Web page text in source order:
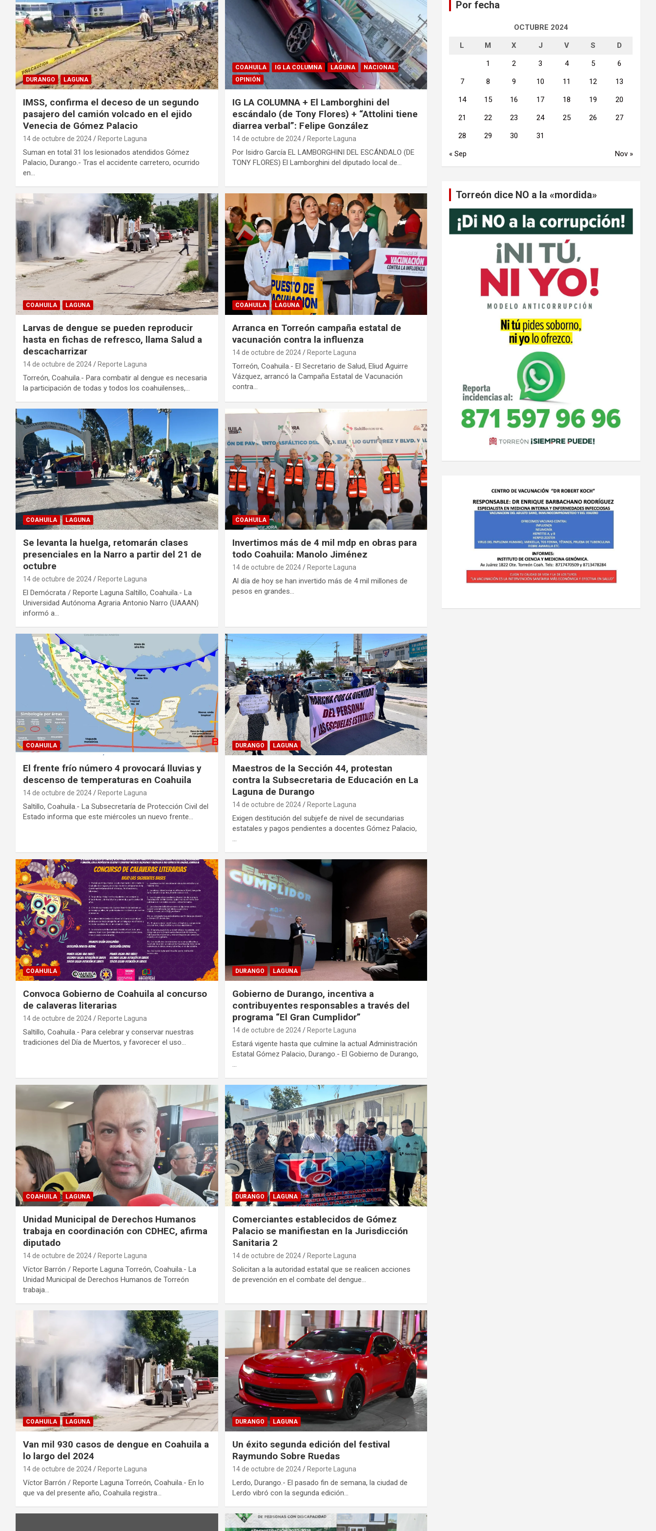
DURANGO LAGUNA
IMSS, confirma el deceso de un segundo
pasajero del camión volcado en el ejido
Venecia de Gómez Palacio
14 de octubre de 2024 Reporte Laguna
Suman en total 31 los lesionados atendidos Gómez
Palacio, Durango.- Tras el accidente carretero, ocurrido
en…
COAHUILA IG LA COLUMNA LAGUNA
NACIONAL
OPINIÓN
IG LA COLUMNA + El Lamborghini del
escándalo (de Tony Flores) + “Attolini tiene
diarrea verbal”: Felipe González
14 de octubre de 2024 Reporte Laguna
Por Isidro García EL LAMBORGHINI DEL ESCÁNDALO (DE
TONY FLORES) El Lamborghini del diputado local de…
COAHUILA LAGUNA
Larvas de dengue se pueden reproducir
hasta en fichas de refresco, llama Salud a
descacharrizar
14 de octubre de 2024 Reporte Laguna
Torreón, Coahuila.- Para combatir al dengue es necesaria
la participación de todas y todos los coahuilenses,…
COAHUILA LAGUNA
Arranca en Torreón campaña estatal de
vacunación contra la influenza
14 de octubre de 2024 Reporte Laguna
Torreón, Coahuila.- El Secretario de Salud, Eliud Aguirre
Vázquez, arrancó la Campaña Estatal de Vacunación
contra…
COAHUILA LAGUNA
Se levanta la huelga, retomarán clases
presenciales en la Narro a partir del 21 de
octubre
14 de octubre de 2024 Reporte Laguna
El Demócrata / Reporte Laguna Saltillo, Coahuila.- La
Universidad Autónoma Agraria Antonio Narro (UAAAN)
informó a…
COAHUILA
Invertimos más de 4 mil mdp en obras para
todo Coahuila: Manolo Jiménez
14 de octubre de 2024 Reporte Laguna
Al día de hoy se han invertido más de 4 mil millones de
pesos en grandes…
COAHUILA
El frente frío número 4 provocará lluvias y
descenso de temperaturas en Coahuila
14 de octubre de 2024 Reporte Laguna
Saltillo, Coahuila.- La Subsecretaría de Protección Civil del
Estado informa que este miércoles un nuevo frente…
DURANGO LAGUNA
Maestros de la Sección 44, protestan
contra la Subsecretaria de Educación en La
Laguna de Durango
14 de octubre de 2024 Reporte Laguna
Exigen destitución del subjefe de nivel de secundarias
estatales y pagos pendientes a docentes Gómez Palacio,
…
COAHUILA
Convoca Gobierno de Coahuila al concurso
de calaveras literarias
14 de octubre de 2024 Reporte Laguna
Saltillo, Coahuila.- Para celebrar y conservar nuestras
tradiciones del Día de Muertos, y favorecer el uso…
DURANGO LAGUNA
Gobierno de Durango, incentiva a
contribuyentes responsables a través del
programa “El Gran Cumplidor”
14 de octubre de 2024 Reporte Laguna
Estará vigente hasta que culmine la actual Administración
Estatal Gómez Palacio, Durango.- El Gobierno de Durango,
…
COAHUILA LAGUNA
Unidad Municipal de Derechos Humanos
trabaja en coordinación con CDHEC, afirma
diputado
14 de octubre de 2024 Reporte Laguna
Víctor Barrón / Reporte Laguna Torreón, Coahuila.- La
Unidad Municipal de Derechos Humanos de Torreón
trabaja…
DURANGO LAGUNA
Comerciantes establecidos de Gómez
Palacio se manifiestan en la Jurisdicción
Sanitaria 2
14 de octubre de 2024 Reporte Laguna
Solicitan a la autoridad estatal que se realicen acciones
de prevención en el combate del dengue…
COAHUILA LAGUNA
Van mil 930 casos de dengue en Coahuila a
lo largo del 2024
14 de octubre de 2024 Reporte Laguna
Víctor Barrón / Reporte Laguna Torreón, Coahuila.- En lo
que va del presente año, Coahuila registra…
DURANGO LAGUNA
Un éxito segunda edición del festival
Raymundo Sobre Ruedas
14 de octubre de 2024 Reporte Laguna
Lerdo, Durango.- El pasado fin de semana, la ciudad de
Lerdo vibró con la segunda edición…
Por fecha
OCTUBRE 2024
L M X J V S D
1 2 3 4 5 6
7 8 9 10 11 12 13
14 15 16 17 18 19 20
21 22 23 24 25 26 27
28 29 30 31
« Sep Nov »
Torreón dice NO a la «mordida»